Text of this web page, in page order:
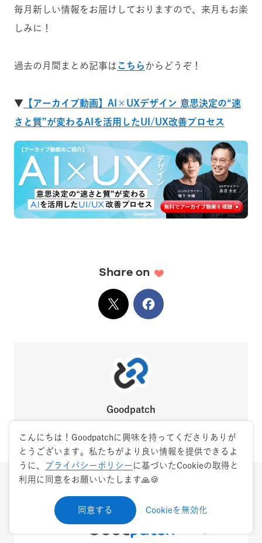
毎月新しい情報をお届けしておりますので、来月もお楽
しみに！
過去の月間まとめ記事は こちらからどうぞ！
▼ 【アーカイブ動画】AI×UXデザイン 意思決定の“速
さと質”が変わるAIを活用したUI/UX改善プロセス
Share on
XでシェアFacebook
Goodpatch
こんにちは！Goodpatchに興味を持ってくださりありが
とうございます。私たちがより良い情報を提供できるよ
うに、
プライバシーポリシー に基づいたCookieの取得と
利用に同意をお願いいたします🙏🍪
同意する Cookieを無効化